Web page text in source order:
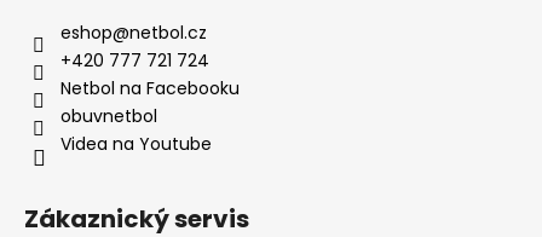
eshop@netbol.cz
+420 777 721 724
Netbol na Facebooku
obuvnetbol
Videa na Youtube
Zákaznický servis